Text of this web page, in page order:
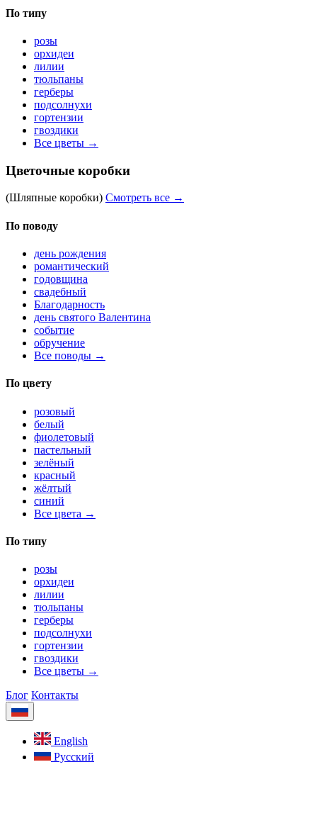
По типу
розы
орхидеи
лилии
тюльпаны
герберы
подсолнухи
гортензии
гвоздики
Все цветы →
Цветочные коробки
(Шляпные коробки) Смотреть все →
По поводу
день рождения
романтический
годовщина
свадебный
Благодарность
день святого Валентина
событие
обручение
Все поводы →
По цвету
розовый
белый
фиолетовый
пастельный
зелёный
красный
жёлтый
синий
Все цвета →
По типу
розы
орхидеи
лилии
тюльпаны
герберы
подсолнухи
гортензии
гвоздики
Все цветы →
Блог Контакты
English
Русский